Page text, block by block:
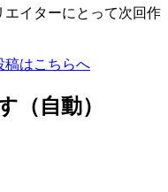
イターにとって次回作
稿はこちらへ
（自動）